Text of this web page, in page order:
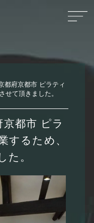
都府京都市 ピラティ
せて頂きました。
都市 ピラ
するため、
た。